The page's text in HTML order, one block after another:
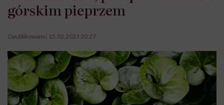
górskim pieprzem
Opublikowano: 15.02.2023 20:27